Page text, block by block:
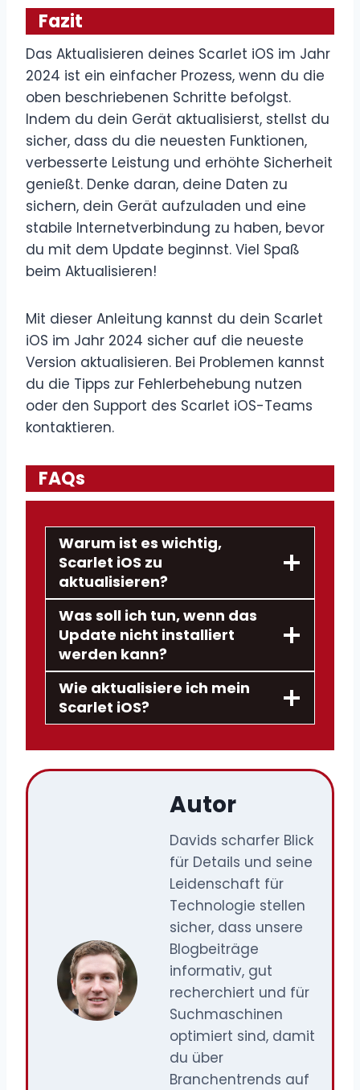
Fazit
Das Aktualisieren deines Scarlet iOS im Jahr
2024 ist ein einfacher Prozess, wenn du die
oben beschriebenen Schritte befolgst.
Indem du dein Gerät aktualisierst, stellst du
sicher, dass du die neuesten Funktionen,
verbesserte Leistung und erhöhte Sicherheit
genießt. Denke daran, deine Daten zu
sichern, dein Gerät aufzuladen und eine
stabile Internetverbindung zu haben, bevor
du mit dem Update beginnst. Viel Spaß
beim Aktualisieren!
Mit dieser Anleitung kannst du dein Scarlet
iOS im Jahr 2024 sicher auf die neueste
Version aktualisieren. Bei Problemen kannst
du die Tipps zur Fehlerbehebung nutzen
oder den Support des Scarlet iOS-Teams
kontaktieren.
FAQs
Warum ist es wichtig,
Scarlet iOS zu
aktualisieren?
Was soll ich tun, wenn das
Update nicht installiert
werden kann?
Wie aktualisiere ich mein
Scarlet iOS?
Autor
Davids scharfer Blick
für Details und seine
Leidenschaft für
Technologie stellen
sicher, dass unsere
Blogbeiträge
informativ, gut
recherchiert und für
Suchmaschinen
optimiert sind, damit
du über
Branchentrends auf